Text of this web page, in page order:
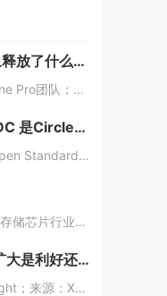
比特币ETF复苏迹象释放了什么信号？
作者：Bitcoin Magazine Pro团队；编译：Shaw，喜来顺财经最新盘面走势比特币本周整体收涨，在连续数周行情走弱后，此番回暖来得姗姗来迟。过去七日比特币涨幅达 4.73%，价格自近期低点回升，正试图依托 200 周均线积蓄上...
OUSD杀的不是USDC 是Circle的资本叙事
6 月 30 日，一家叫 Open Standard 的新公司发布了美元稳定币 Open USD（OUSD），身后站着 140 多家企业——Visa、Mastercard、Stripe、BlackRock、Coinbase、Google，名...
摩根士丹利认为，全球存储芯片行业正逼近“变化率的顶峰”（Peak rate of change），但这并不意味着周期的终结。据追风交易台消息，摩根士丹利亚太区科技分析师Shawn Kim及Ryan Kim等人在7月6日研报中称，当前存储芯片...
Strategy抛售规模扩大是利好还是利空？
作者：Blockchain Knight；来源：X，@Knight_in_BlockStrategy昨天披露的消息，在一定程度上影响了市场。其在短短一周内，抛售了3588枚比特币，套现约2.16亿美元。这也是该公司自2020年开启比特币战略...